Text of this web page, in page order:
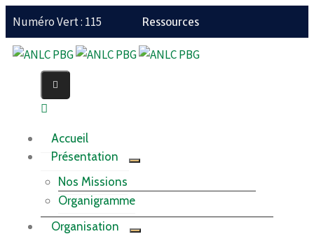
Numéro Vert : 115 Ressources
Accueil
Présentation
Nos Missions
Organigramme
Organisation